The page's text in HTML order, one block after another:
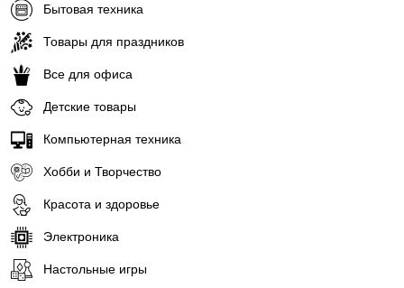
Бытовая техника
Товары для праздников
Все для офиса
Детские товары
Компьютерная техника
Хобби и Творчество
Красота и здоровье
Электроника
Настольные игры